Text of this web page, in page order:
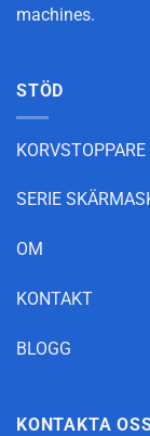
machines.
STÖD
KORVSTOPPARE
SERIE
OM
KONTAKT
BLOGG
KONTAKTA